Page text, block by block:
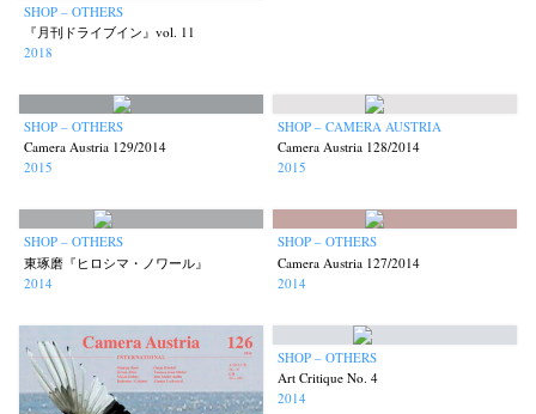
SHOP – OTHERS
『月刊ドライブイン』vol. 11
2018
SHOP – OTHERS
Camera Austria 129/2014
2015
SHOP – CAMERA AUSTRIA
Camera Austria 128/2014
2015
SHOP – OTHERS
東琢磨『ヒロシマ・ノワール』
2014
SHOP – OTHERS
Camera Austria 127/2014
2014
SHOP – OTHERS
Art Critique No. 4
2014